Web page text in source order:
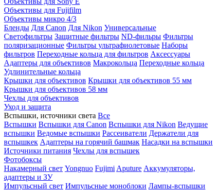
Объективы для Fujifilm
Объективы микро 4/3
Бленды Для Canon Для Nikon Универсальные
Светофильтры Защитные фильтры ND-фильры Фильтры
поляризационные Фильтры ультрафиолетовые Наборы
фильтров Переходные кольца для фильтров Аксессуары
Адаптеры для объективов Макрокольца Переходные кольца
Удлинительные кольца
Крышки для объективов Крышки для объективов 55 мм
Крышки для объективов 58 мм
Чехлы для объективов
Уход и защита
Вспышки, источники света Все
Вспышки Вспышки для Canon Вспышки для Nikon Ведущие
вспышки Ведомые вспышки Рассеиватели Держатели для
вспышкек Адаптеры на горячий башмак Насадки на вспышки
Источники питания Чехлы для вспышек
Фотобоксы
Накамерный свет Yongnuo Fujimi Aputure Аккумуляторы,
адаптеры и ЗУ
Импульсный свет Импульсные моноблоки Лампы-вспышки